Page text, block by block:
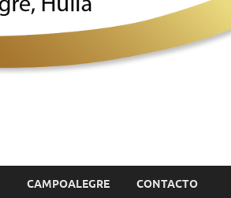
CAMPOALEGRE CONTACTO